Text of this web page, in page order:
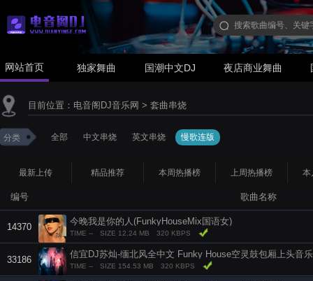
网站首页 独家舞曲 国潮中文DJ 夜店商业舞曲
目前位置： 电音阁DJ音乐网 > 套曲串烧
分类 全部 中文串烧 英文串烧 慢歌连版
最新上传 精品推荐 本周热播榜 上周热播榜 本
编号 歌曲名称
14370
今晚我是你的人(FunkyHouseMix国语女)
TIME -- SIZE 12.24 MB 320 KBPS
33186
信宜DJ苏灿-缅北风全中文 Funky House空灵鼓包厢上头音乐
TIME -- SIZE 154.53 MB 320 KBPS